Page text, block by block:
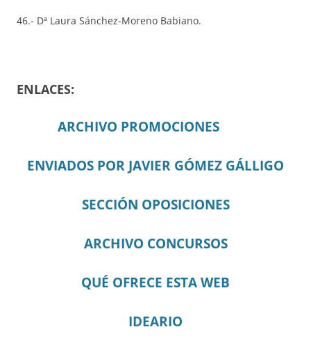
46.- Dª Laura Sánchez-Moreno Babiano.
ENLACES:
ARCHIVO PROMOCIONES
ENVIADOS POR JAVIER GÓMEZ GÁLLIGO
SECCIÓN OPOSICIONES
ARCHIVO CONCURSOS
QUÉ OFRECE ESTA WEB
IDEARIO